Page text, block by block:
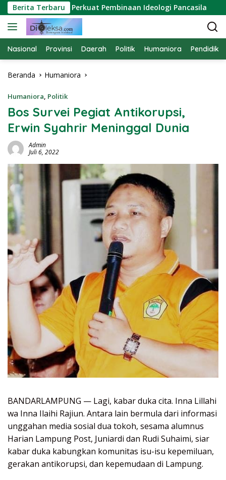
Langsung
ke
konten
Berita TerbaruPerkuat Pembinaan Ideologi Pancasila
Nasional Provinsi Daerah Politik Humaniora
Beranda Humaniora
Humaniora, Politik
Bos Survei Pegiat Antikorupsi,
Erwin Syahrir Meninggal Dunia
Admin
Juli 6, 2022
BANDARLAMPUNG — Lagi, kabar duka cita. Inna Lillahi
wa Inna Ilaihi Rajiun. Antara lain bermula dari informasi
unggahan media sosial dua tokoh, sesama alumnus
Harian Lampung Post, Juniardi dan Rudi Suhaimi, siar
kabar duka kabungkan komunitas isu-isu kepemiluan,
gerakan antikorupsi, dan kepemudaan di Lampung.